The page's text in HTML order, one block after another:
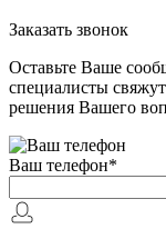
Заказать звонок
Оставьте Ваше
специалисты
решения Вашего
Ваш телефон*